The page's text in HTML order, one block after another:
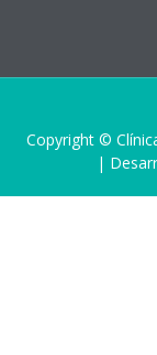
Copyright ©
|